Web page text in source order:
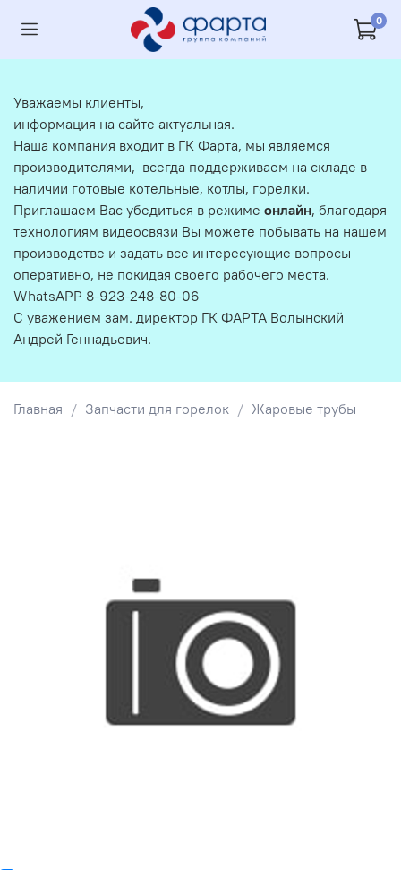
0
Главная Запчасти для горелок Жаровые трубы
Уважаемы клиенты,
информация на сайте актуальная.
Наша компания входит в ГК Фарта, мы являемся
производителями, всегда поддерживаем на складе в
наличии готовые котельные, котлы, горелки.
Приглашаем Вас убедиться в режиме онлайн, благодаря
технологиям видеосвязи Вы можете побывать на нашем
производстве и задать все интересующие вопросы
оперативно, не покидая своего рабочего места.
WhatsAPP 8-923-248-80-06
С уважением зам. директор ГК ФАРТА Волынский
Андрей Геннадьевич.